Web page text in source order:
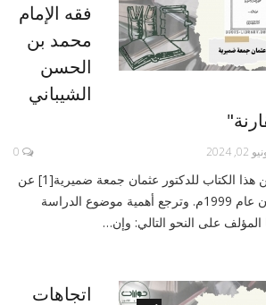
فقه الإمام
محمد بن
الحسن
الشيباني
02, 2024
0
صدرت الطبعة الأولى من هذا الكتاب للدكتور عثمان جمعة ضميرية[1] عن
دار المعالي بعمان بالأردن عام 1999م. وترجع أهمية موضوع الدراسة
المؤلف على النحو التالي: وإن…
اتجاهات